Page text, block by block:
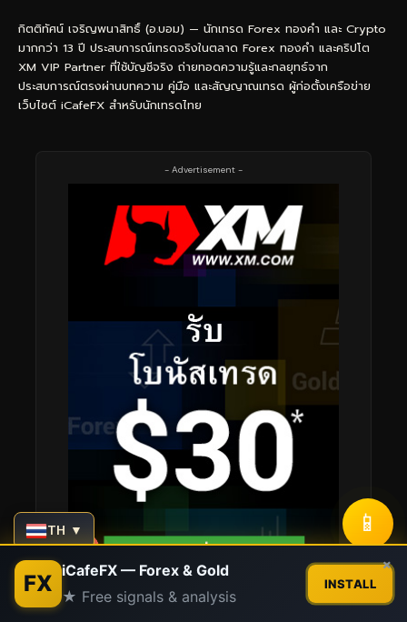
กิตติทัศน์ เจริญพนาสิทธิ์ (อ.บอม) — นักเทรด Forex ทองคำ และ Crypto
มากกว่า 13 ปี ประสบการณ์เทรดจริงในตลาด Forex ทองคำ และคริปโต
XM VIP Partner ที่ใช้บัญชีจริง ถ่ายทอดความรู้และกลยุทธ์จาก
ประสบการณ์ตรงผ่านบทความ คู่มือ และสัญญาณเทรด ผู้ก่อตั้งเครือข่าย
เว็บไซต์ iCafeFX สำหรับนักเทรดไทย
- Advertisement -
TH ▼ 📱
FX iCafeFX — Forex & Gold
★ Free signals & analysis
INSTALL
×
Contact us
Open